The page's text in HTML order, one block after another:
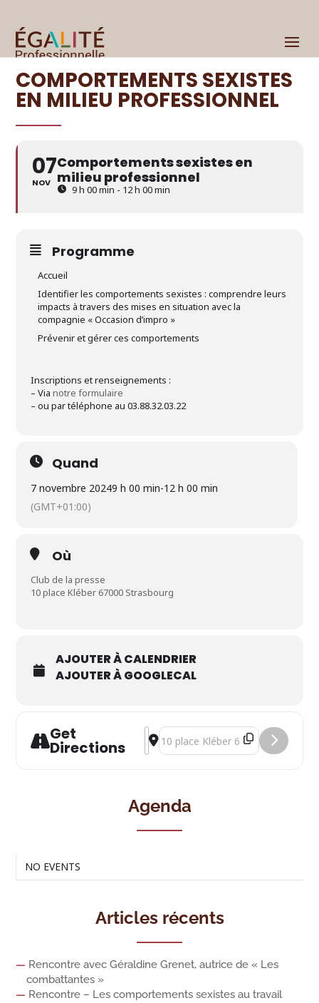
COMPORTEMENTS SEXISTES
EN MILIEU PROFESSIONNEL
07
NOV
Comportements sexistes en
milieu professionnel
9 h 00 min - 12 h 00 min
Programme
Accueil
Identifier les comportements sexistes : comprendre leurs
impacts à travers des mises en situation avec la
compagnie « Occasion d’impro »
Prévenir et gérer ces comportements
Inscriptions et renseignements :
– Vianotre formulaire
– ou par téléphone au 03.88.32.03.22
Quand
7 novembre 20249 h 00 min-12 h 00 min
(GMT+01:00)
Où
Club de la presse
10 place Kléber 67000 Strasbourg
AJOUTER À CALENDRIER
AJOUTER À GOOGLECAL
Get
Directions
Address - Comportements sexistes
Destination Address -
Agenda
NO EVENTS
Articles récents
Rencontre avec Géraldine Grenet, autrice de « Les
combattantes »
Rencontre – Les comportements sexistes au travail